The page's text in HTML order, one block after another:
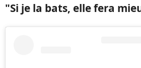
"Si je la bats, elle fera